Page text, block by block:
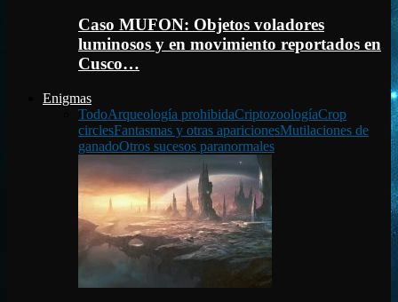
Caso MUFON: Objetos voladores
luminosos y en movimiento reportados en
Cusco…
Enigmas
TodoArqueología prohibidaCriptozoologíaCrop
circlesFantasmas y otras aparicionesMutilaciones de
ganadoOtros sucesos paranormales